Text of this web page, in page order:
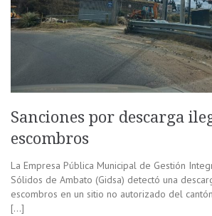
Sanciones por descarga
escombros
La Empresa Pública Municipal de Gestión
Sólidos de Ambato (Gidsa) detectó una
escombros en un sitio no autorizado del
[…]